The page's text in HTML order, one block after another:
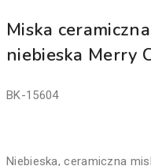
Miska
niebieska Merry
BK-15604
Niebieska, ceramiczna